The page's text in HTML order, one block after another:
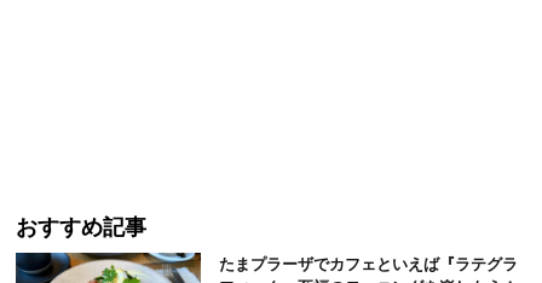
おすすめ記事
たまプラーザでカフェといえば『ラテグラ